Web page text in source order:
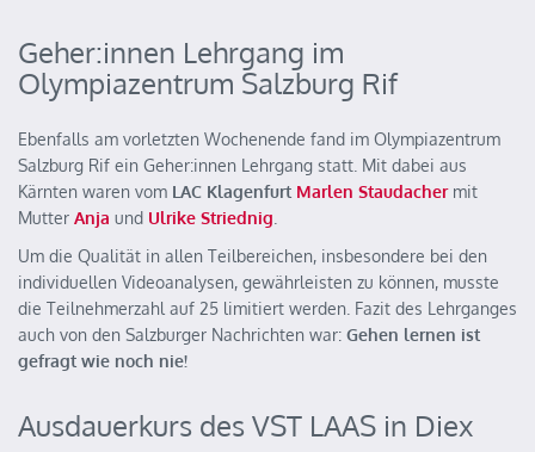
Geher:innen Lehrgang im
Olympiazentrum Salzburg Rif
Ebenfalls am vorletzten Wochenende fand im Olympiazentrum
Salzburg Rif ein Geher:innen Lehrgang statt. Mit dabei aus
Kärnten waren vom LAC Klagenfurt Marlen Staudachermit
Mutter Anja und Ulrike Striednig
Um die Qualität in allen Teilbereichen, insbesondere bei den
individuellen Videoanalysen, gewährleisten zu können, musste
die Teilnehmerzahl auf 25 limitiert werden. Fazit des Lehrganges
auch von den Salzburger Nachrichten war: Gehen lernen ist
gefragt wie noch nie!
Ausdauerkurs des VST LAAS in Diex